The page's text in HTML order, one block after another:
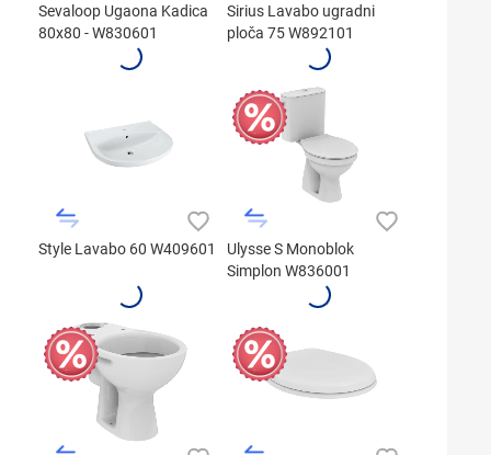
Sevaloop Ugaona Kadica
80x80 - W830601
Sirius Lavabo ugradni
ploča 75 W892101
Style Lavabo 60 W409601
Ulysse S Monoblok
Simplon W836001